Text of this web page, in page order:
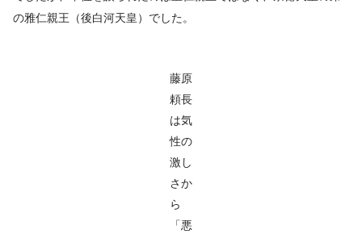
の雅仁親王（後白河天皇）でした。
藤原
頼長
は気
性の
激し
さか
ら
「悪